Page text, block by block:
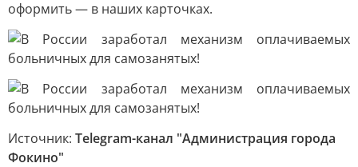
оформить — в наших карточках.
Источник: Telegram-канал "Администрация города
Фокино"